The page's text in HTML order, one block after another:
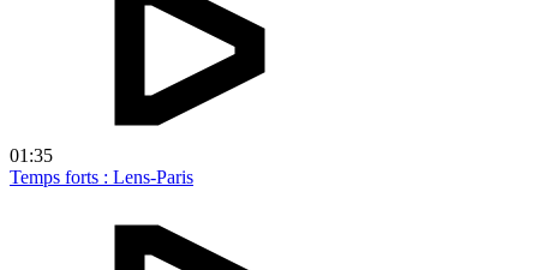
01:35
Temps forts : Lens-Paris